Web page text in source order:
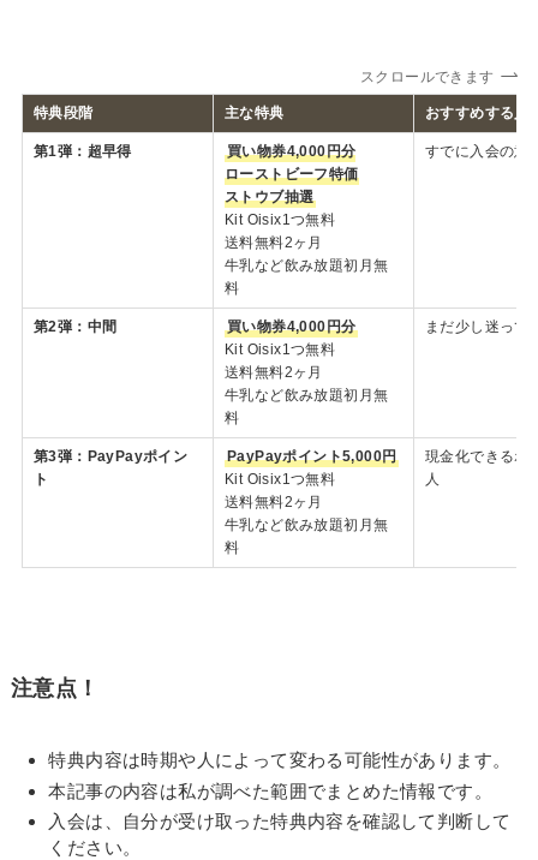
スクロールできます
特典段階 主な特典 おすすめする人
第1弾：超早得
買い物券4,000円分
ローストビーフ特価
ストウブ抽選
Kit Oisix1つ無料
送料無料2ヶ月
牛乳など飲み放題初月無
料
すでに入会の意
第2弾：中間
買い物券4,000円分
Kit Oisix1つ無料
送料無料2ヶ月
牛乳など飲み放題初月無
料
まだ少し迷って
第3弾：PayPayポイン
ト
PayPayポイント5,000円
Kit Oisix1つ無料
送料無料2ヶ月
牛乳など飲み放題初月無
料
現金化できるポ
人
注意点！
特典内容は時期や人によって変わる可能性があります。
本記事の内容は私が調べた範囲でまとめた情報です。
入会は、自分が受け取った特典内容を確認して判断して
ください。